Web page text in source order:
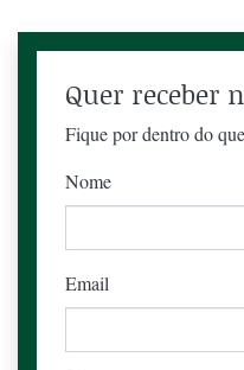
Quer receber
Fique por dentro do
Nome
Email